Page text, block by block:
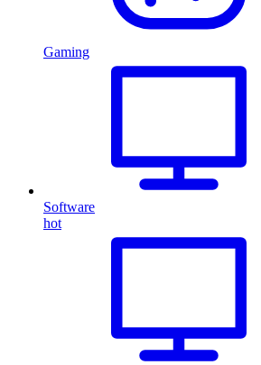
Gaming
Software
hot